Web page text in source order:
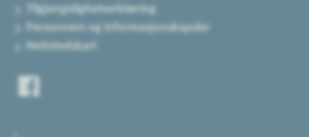
Tilgjengelighetserklæring
Personvern og informasjonskapsler
Nettstedskart